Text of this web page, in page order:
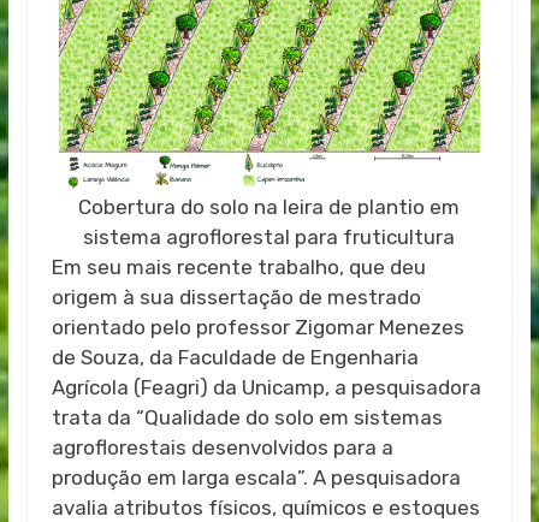
Cobertura do solo na leira de plantio em
sistema agroflorestal para fruticultura
Em seu mais recente trabalho, que deu
origem à sua dissertação de mestrado
orientado pelo professor Zigomar Menezes
de Souza, da Faculdade de Engenharia
Agrícola (Feagri) da Unicamp, a pesquisadora
trata da “Qualidade do solo em sistemas
agroflorestais desenvolvidos para a
produção em larga escala”. A pesquisadora
avalia atributos físicos, químicos e estoques